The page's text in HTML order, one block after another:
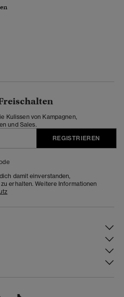
Von
Kulissen von Kampagnen,
und Sales.
REGISTRIEREN
damit einverstanden,
erhalten. Weitere Informationen